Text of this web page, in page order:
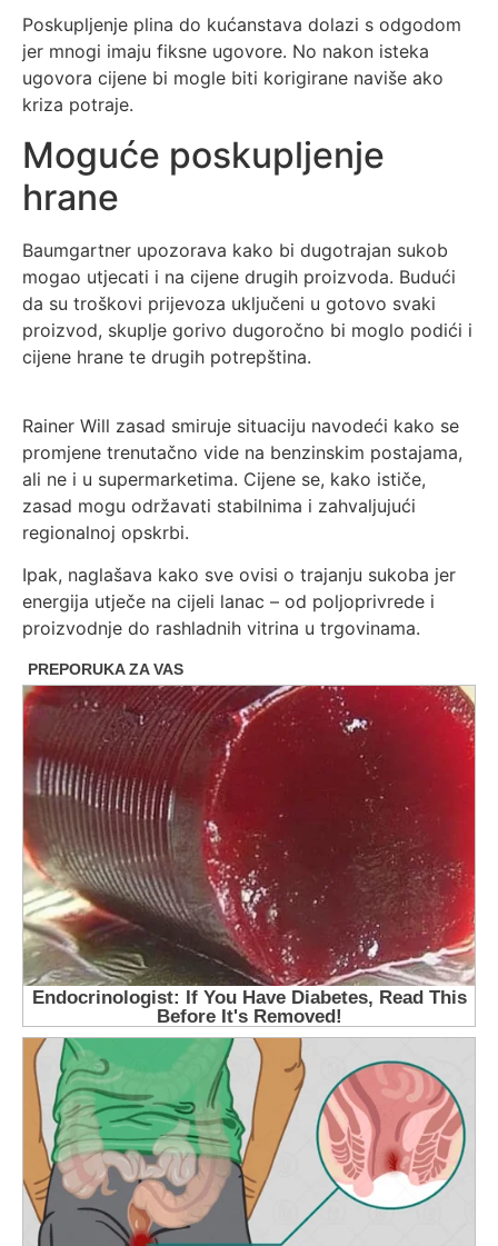
Poskupljenje plina do kućanstava dolazi s odgodom
jer mnogi imaju fiksne ugovore. No nakon isteka
ugovora cijene bi mogle biti korigirane naviše ako
kriza potraje.
Moguće poskupljenje
hrane
Baumgartner upozorava kako bi dugotrajan sukob
mogao utjecati i na cijene drugih proizvoda. Budući
da su troškovi prijevoza uključeni u gotovo svaki
proizvod, skuplje gorivo dugoročno bi moglo podići i
cijene hrane te drugih potrepština.
Rainer Will zasad smiruje situaciju navodeći kako se
promjene trenutačno vide na benzinskim postajama,
ali ne i u supermarketima. Cijene se, kako ističe,
zasad mogu održavati stabilnima i zahvaljujući
regionalnoj opskrbi.
Ipak, naglašava kako sve ovisi o trajanju sukoba jer
energija utječe na cijeli lanac – od poljoprivrede i
proizvodnje do rashladnih vitrina u trgovinama.